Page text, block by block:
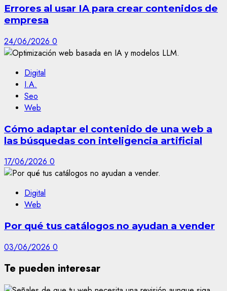
Errores al usar IA para crear contenidos de
empresa
24/06/2026 0
Digital
I.A.
Seo
Web
Cómo adaptar el contenido de una web a
las búsquedas con inteligencia artificial
17/06/2026 0
Digital
Web
Por qué tus catálogos no ayudan a vender
03/06/2026 0
Te pueden interesar